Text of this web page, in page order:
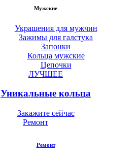
Мужские
Украшения для мужчин
Зажимы для галстука
Запонки
Кольца мужские
Цепочки
ЛУЧШЕЕ
Уникальные кольца
Закажите сейчас
Ремонт
Ремонт